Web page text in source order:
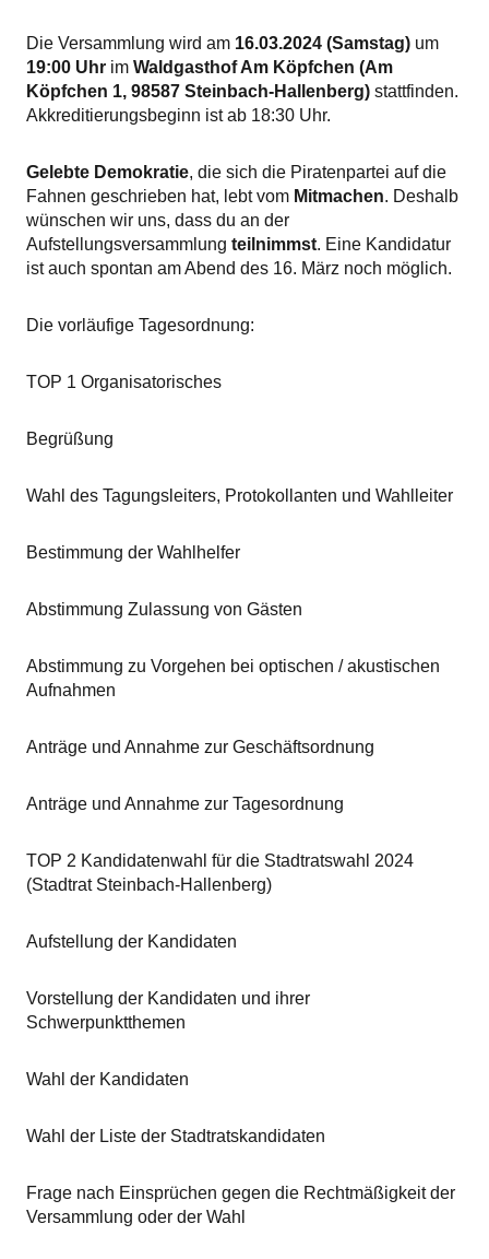
Die Versammlung wird am 16.03.2024 (Samstag) um
19:00 Uhrim Waldgasthof Am Köpfchen (Am
Köpfchen 1, 98587 Steinbach-Hallenberg)stattfinden.
Akkreditierungsbeginn ist ab 18:30 Uhr.
Gelebte Demokratie, die sich die Piratenpartei auf die
Fahnen geschrieben hat, lebt vom Mitmachen. Deshalb
wünschen wir uns, dass du an der
Aufstellungsversammlung teilnimmst. Eine Kandidatur
ist auch spontan am Abend des 16. März noch möglich.
Die vorläufige Tagesordnung:
TOP 1 Organisatorisches
Begrüßung
Wahl des Tagungsleiters, Protokollanten und Wahlleiter
Bestimmung der Wahlhelfer
Abstimmung Zulassung von Gästen
Abstimmung zu Vorgehen bei optischen / akustischen
Aufnahmen
Anträge und Annahme zur Geschäftsordnung
Anträge und Annahme zur Tagesordnung
TOP 2 Kandidatenwahl für die Stadtratswahl 2024
(Stadtrat Steinbach-Hallenberg)
Aufstellung der Kandidaten
Vorstellung der Kandidaten und ihrer
Schwerpunktthemen
Wahl der Kandidaten
Wahl der Liste der Stadtratskandidaten
Frage nach Einsprüchen gegen die Rechtmäßigkeit der
Versammlung oder der Wahl